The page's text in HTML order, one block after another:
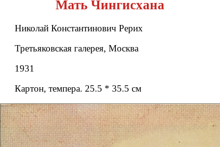
Мать Чингисхана
Николай Константинович Рерих
Третьяковская галерея, Москва
1931
Картон, темпера. 25.5 * 35.5 см